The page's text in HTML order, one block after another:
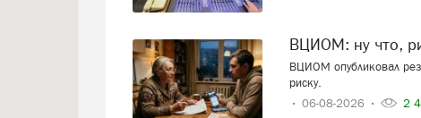
ВЦИОМ: ну что,
ВЦИОМ опубликовал
риску.
06-08-2026
2